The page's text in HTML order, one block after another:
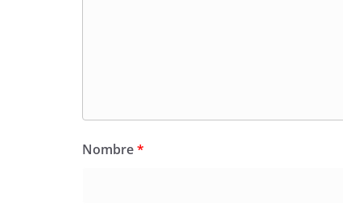
Nombre*